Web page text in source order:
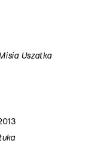
Uszatka